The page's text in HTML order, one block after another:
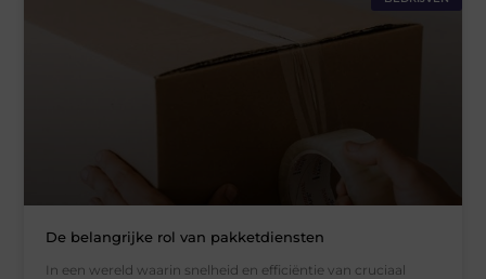
De belangrijke rol van pakketdiensten
In een wereld waarin snelheid en efficiëntie van cruciaal